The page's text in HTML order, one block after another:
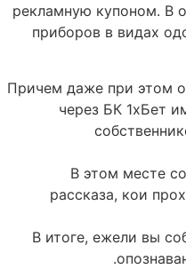
рекламную купоном. В
приборов в видах
Причем даже при этом
через БК 1хБет
В этом месте
рассказа, кои
В итоге, ежели вы